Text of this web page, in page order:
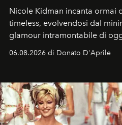
Nicole Kidman incanta ormai
timeless, evolvendosi dal
glamour intramontabile di
Italia la sua style evolution.
06.08.2026 di Donato D'Aprile